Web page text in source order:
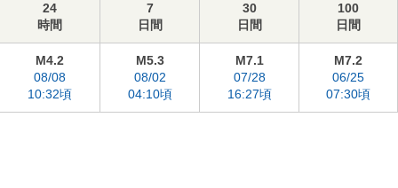
24
時間
7
日間
30
日間
100
日間
M4.2
08/08
10:32頃
M5.3
08/02
04:10頃
M7.1
07/28
16:27頃
M7.2
06/25
07:30頃